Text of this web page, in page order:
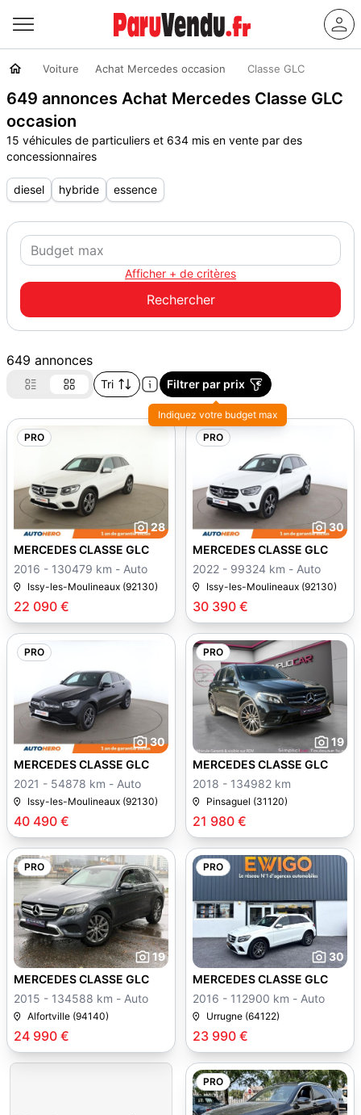
Voiture Achat Mercedes occasion Classe GLC
649 annonces Achat Mercedes Classe GLC
occasion
15 véhicules de particuliers et 634 mis en vente par des
concessionnaires
diesel hybride essence
Afficher + de critères
649 annonces
Tri Filtrer par prix
Indiquez votre budget max
PRO
28
22 090 €
MERCEDES CLASSE GLC
2016 - 130479 km - Auto
Issy-les-Moulineaux (92130)
PRO
30
30 390 €
MERCEDES CLASSE GLC
2022 - 99324 km - Auto
Issy-les-Moulineaux (92130)
PRO
30
40 490 €
MERCEDES CLASSE GLC
2021 - 54878 km - Auto
Issy-les-Moulineaux (92130)
PRO
19
21 980 €
MERCEDES CLASSE GLC
2018 - 134982 km
Pinsaguel (31120)
PRO
19
24 990 €
MERCEDES CLASSE GLC
2015 - 134588 km - Auto
Alfortville (94140)
PRO
30
23 990 €
MERCEDES CLASSE GLC
2016 - 112900 km - Auto
Urrugne (64122)
PRO